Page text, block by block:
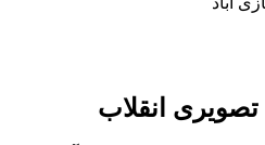
تصویری انقلاب